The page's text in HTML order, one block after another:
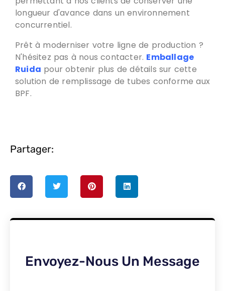
longueur d'avance dans un environnement
concurrentiel.
Prêt à moderniser votre ligne de production ?
N'hésitez pas à nous contacter. Emballage
Ruida pour obtenir plus de détails sur cette
solution de remplissage de tubes conforme aux
BPF.
Partager:
Envoyez-Nous Un Message